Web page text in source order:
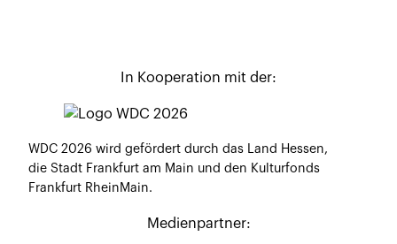
In Kooperation mit der:
WDC 2026 wird gefördert durch das Land Hessen,
die Stadt Frankfurt am Main und den Kulturfonds
Frankfurt RheinMain.
Medienpartner: